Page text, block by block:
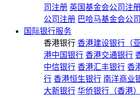
司注册 英国基金会公司注
公司注册 巴哈马基金会公
国际银行服务
香港银行 香港建设银行（亚
港中国银行 香港交通银行
中信银行 香港汇丰银行 香
行 香港恒生银行 南洋商业
大新银行 华侨银行（香港）